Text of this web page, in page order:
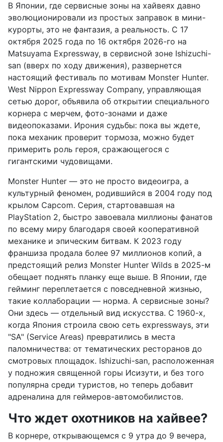
В Японии, где сервисные зоны на хайвеях давно
эволюционировали из простых заправок в мини-
курорты, это не фантазия, а реальность. С 17
октября 2025 года по 16 октября 2026-го на
Matsuyama Expressway, в сервисной зоне Ishizuchi-
san (вверх по ходу движения), развернется
настоящий фестиваль по мотивам Monster Hunter.
West Nippon Expressway Company, управляющая
сетью дорог, объявила об открытии специального
корнера с мерчем, фото-зонами и даже
видеопоказами. Ирония судьбы: пока вы ждете,
пока механик проверит тормоза, можно будет
примерить роль героя, сражающегося с
гигантскими чудовищами.
Monster Hunter — это не просто видеоигра, а
культурный феномен, родившийся в 2004 году под
крылом Capcom. Серия, стартовавшая на
PlayStation 2, быстро завоевала миллионы фанатов
по всему миру благодаря своей кооперативной
механике и эпическим битвам. К 2023 году
франшиза продала более 97 миллионов копий, а
предстоящий релиз Monster Hunter Wilds в 2025-м
обещает поднять планку еще выше. В Японии, где
гейминг переплетается с повседневной жизнью,
такие коллаборации — норма. А сервисные зоны?
Они здесь — отдельный вид искусства. С 1960-х,
когда Япония строила свою сеть expressways, эти
"SA" (Service Areas) превратились в места
паломничества: от тематических ресторанов до
смотровых площадок. Ishizuchi-san, расположенная
у подножия священной горы Исизути, и без того
популярна среди туристов, но теперь добавит
адреналина для геймеров-автомобилистов.
Что ждет охотников на хайвее?
В корнере, открывающемся с 9 утра до 9 вечера,